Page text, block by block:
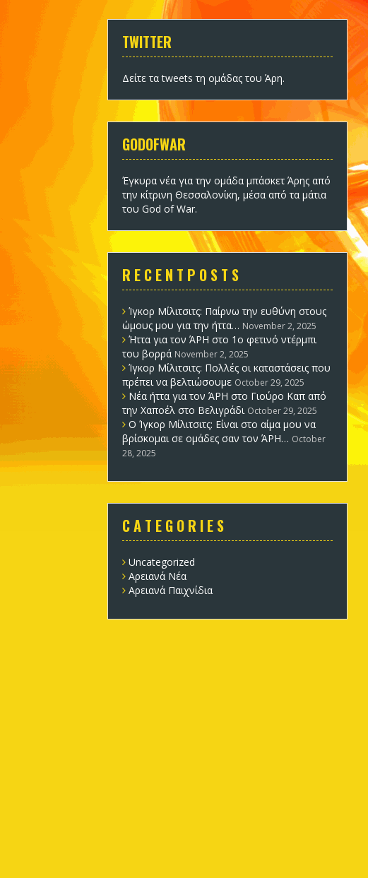
TWITTER
Δείτε τα tweets τη ομάδας του Άρη.
GODOFWAR
Έγκυρα νέα για την ομάδα μπάσκετ Άρης από
την κίτρινη Θεσσαλονίκη, μέσα από τα μάτια
του God of War.
R E C E N T P O S T S
Ίγκορ Μίλιτσιτς: Παίρνω την ευθύνη στους
ώμους μου για την ήττα… November 2, 2025
Ήττα για τον ΆΡΗ στο 1ο φετινό ντέρμπι
του βορρά November 2, 2025
Ίγκορ Μίλιτσιτς: Πολλές οι καταστάσεις που
πρέπει να βελτιώσουμε October 29, 2025
Νέα ήττα για τον ΆΡΗ στο Γιούρο Καπ από
την Χαποέλ στο Βελιγράδι October 29, 2025
Ο Ίγκορ Μίλιτσιτς: Είναι στο αίμα μου να
βρίσκομαι σε ομάδες σαν τον ΆΡΗ… October
28, 2025
C A T E G O R I E S
Uncategorized
Αρειανά Νέα
Αρειανά Παιχνίδια